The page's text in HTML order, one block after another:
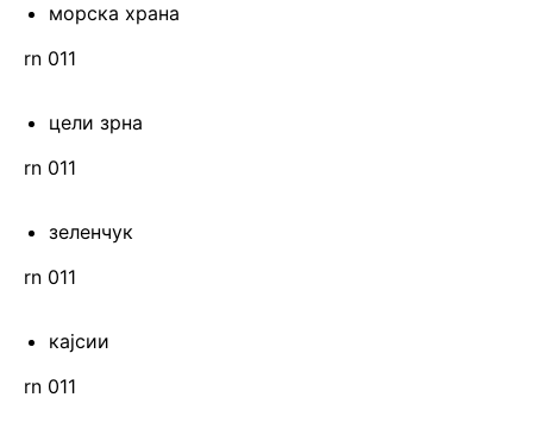
морска храна
rn 011
цели зрна
rn 011
зеленчук
rn 011
кајсии
rn 011